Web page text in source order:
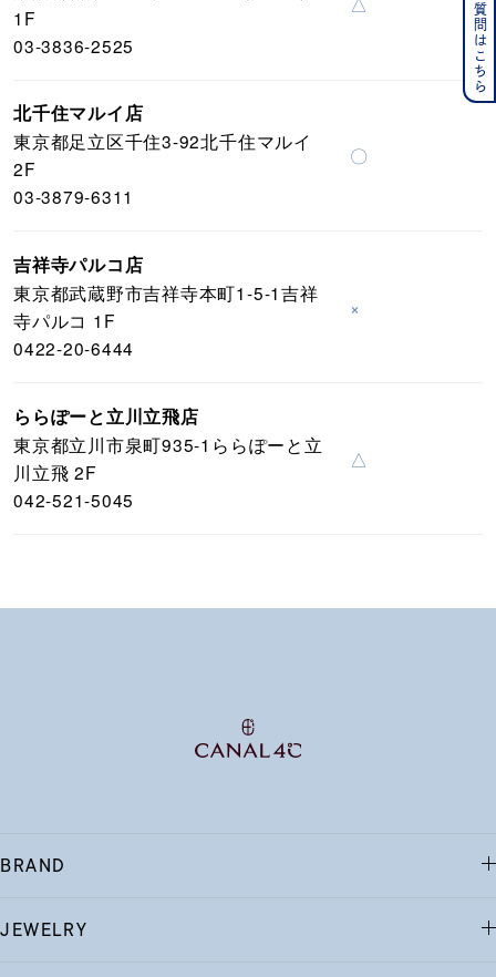
1F
03-3836-2525
北千住マルイ店
東京都足立区千住3-92北千住マルイ
2F
03-3879-6311
〇
吉祥寺パルコ店
東京都武蔵野市吉祥寺本町1-5-1吉祥
寺パルコ 1F
0422-20-6444
×
ららぽーと立川立飛店
東京都立川市泉町935-1ららぽーと立
川立飛 2F
042-521-5045
△
BRAND
JEWELRY